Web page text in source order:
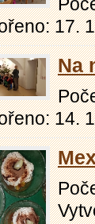
17.
Na
14.